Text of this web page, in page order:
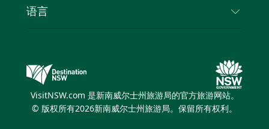
活动
新南威尔士州的商业
新南威尔士州旅游局媒体中心
缤纷悉尼灯光音乐节
语言
VisitNSW.com 是新南威尔士州旅游局的官方旅游网站。
© 版权所有2026新南威尔士州旅游局。保留所有权利。